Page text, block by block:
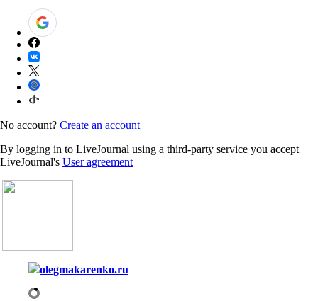
No account? Create an account
By logging in to LiveJournal using a third-party service you accept
LiveJournal's User agreement
olegmakarenko.ru